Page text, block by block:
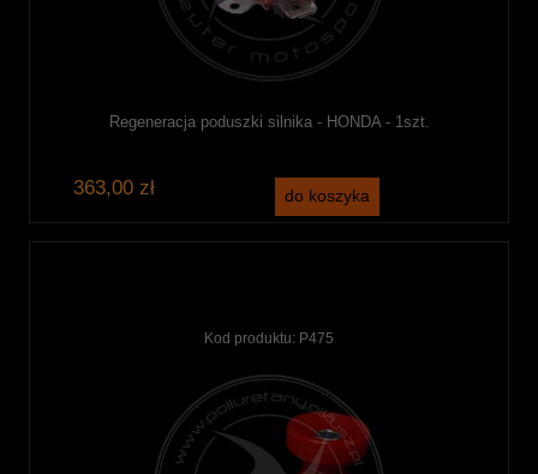
Regeneracja poduszki silnika - HONDA - 1szt.
363,00 zł do koszyka
Kod produktu: P475